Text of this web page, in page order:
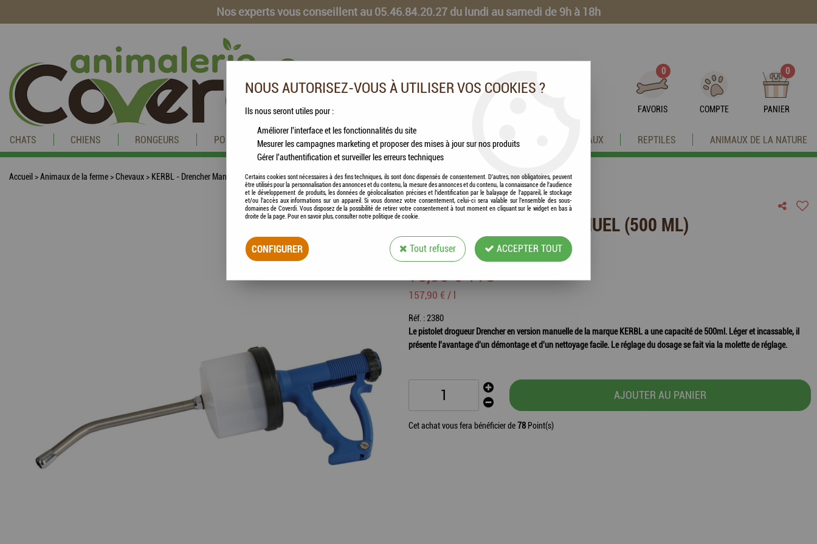
Nos experts vous conseillent au 05.46.84.20.27 du lundi au samedi de 9h à 18h
0
FAVORIS COMPTE
0
PANIER
CHATS CHIENS RONGEURS POISSONS CHEVAUX VOLAILLES ANIMAUX DE LA FERME OISEAUX REPTILES ANIMAUX DE LA NATURE
Accueil >Animaux de la ferme>Chevaux> KERBL - Drencher Manuel (500 ml)
KERBL - DRENCHER MANUEL (500 ML)
Soyez le premier à donner votre avis !
78,95 €TTC
157,90 € / l
Réf. : 2380
Le pistolet drogueur Drencher en version manuelle de la marque KERBL a une capacité de 500ml. Léger et incassable, il
présente l'avantage d'un démontage et d'un nettoyage facile. Le réglage du dosage se fait via la molette de réglage.
AJOUTER AU PANIER
Cet achat vous fera bénéficier de78 Point(s)
NOUS AUTORISEZ-VOUS À UTILISER VOS COOKIES ?
Ils nous seront utiles pour :
Améliorer l'interface et les fonctionnalités du site
Mesurer les campagnes marketing et proposer des mises à jour sur nos produits
Gérer l'authentification et surveiller les erreurs techniques
Certains cookies sont nécessaires à des fins techniques, ils sont donc dispensés de consentement. D'autres, non obligatoires, peuvent
être utilisés pour la personnalisation des annonces et du contenu, la mesure des annonces et du contenu, la connaissance de l'audience
et le développement de produits, les données de géolocalisation précises et l'identification par le balayage de l'appareil, le stockage
et/ou l'accès aux informations sur un appareil. Si vous donnez votre consentement, celui-ci sera valable sur l’ensemble des sous-
domaines de Coverdi. Vous disposez de la possibilité de retirer votre consentement à tout moment en cliquant sur le widget en bas à
droite de la page. Pour en savoir plus, consulter notre politique de cookie.
CONFIGURER Tout refuser ACCEPTER TOUT